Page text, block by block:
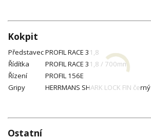
Kokpit
PředstavecPROFIL RACE 31,8
Řídítka
PROFIL RACE 31,8 / 700mm
Řízení
PROFIL 156E
Gripy
HERRMANS SHARK LOCK FIN černý
Ostatní